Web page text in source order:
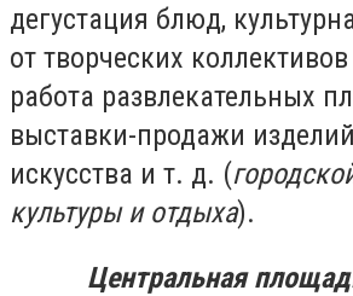
дегустация блюд,
от творческих
работа развлекательных
выставки-продажи
искусства и т. д. (
культуры и отдыха).
Центральная